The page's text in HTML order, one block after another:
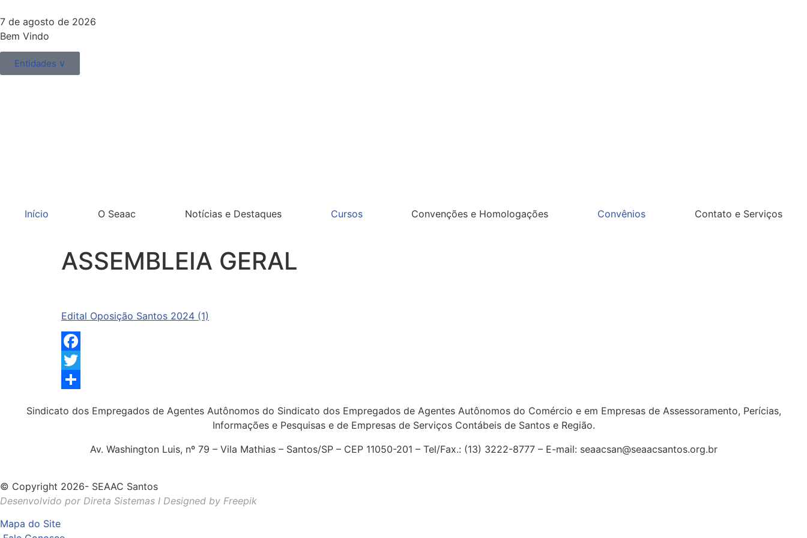
7 de agosto de 2026
Bem Vindo
Entidades ∨
Início O Seaac Notícias e Destaques Cursos Convenções e Homologações Convênios Contato e Serviços
ASSEMBLEIA GERAL
Edital Oposição Santos 2024 (1)
Facebook
Twitter
Sindicato dos Empregados de Agentes Autônomos do Sindicato dos Empregados de Agentes Autônomos do Comércio e em Empresas de Assessoramento, Perícias,
Informações e Pesquisas e de Empresas de Serviços Contábeis de Santos e Região.
Av. Washington Luis, nº 79 – Vila Mathias – Santos/SP – CEP 11050-201 – Tel/Fax.: (13) 3222-8777 – E-mail: seaacsan@seaacsantos.org.br
© Copyright 2026- SEAAC Santos
Desenvolvido por Direta Sistemas I Designed by Freepik
Mapa do Site